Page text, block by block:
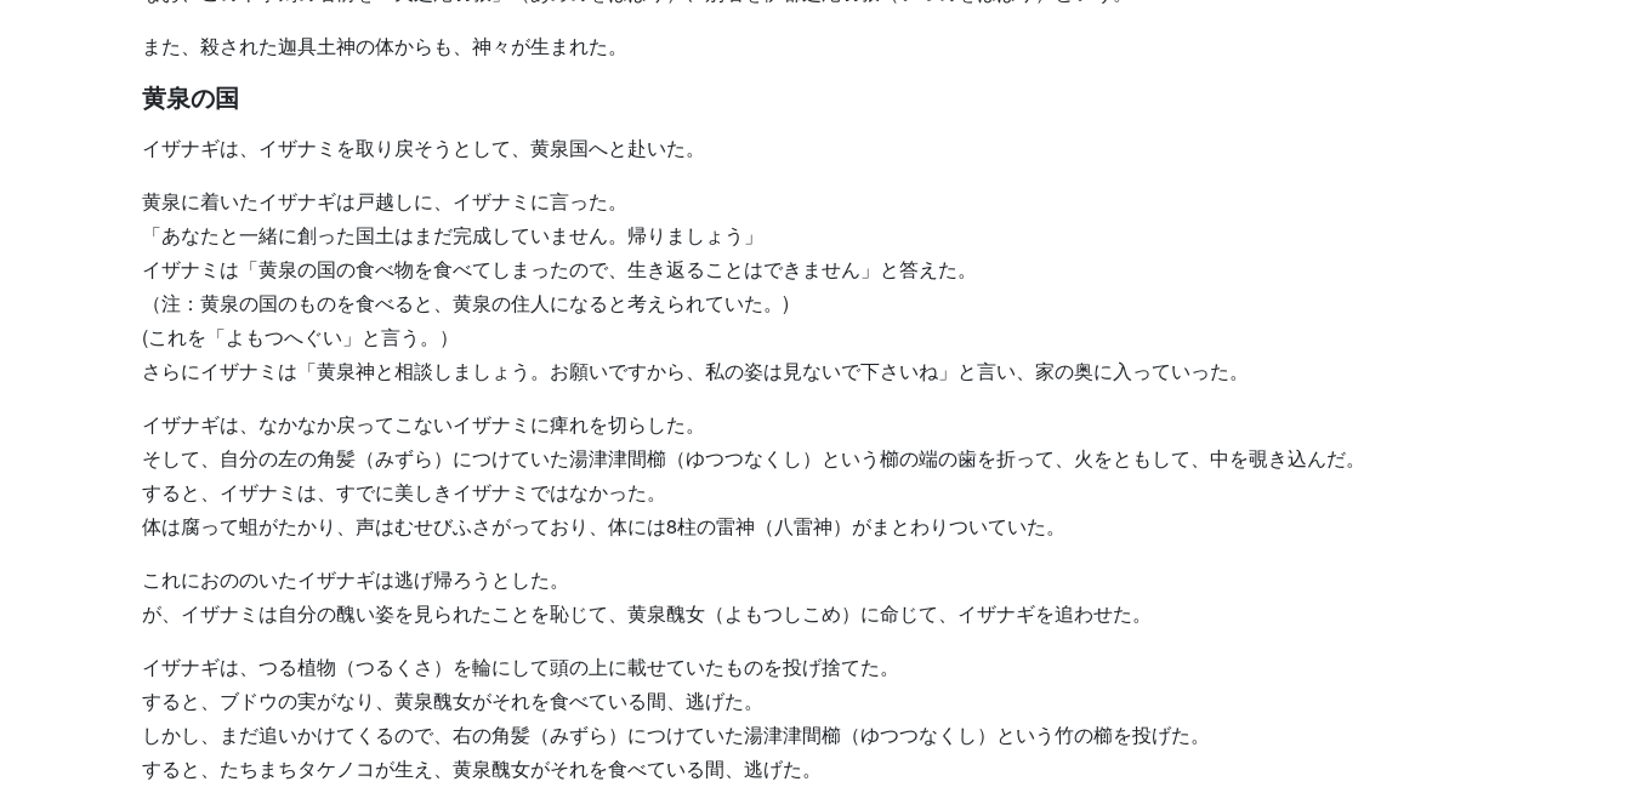
また、殺された迦具土神の体からも、神々が生まれた。
黄泉の国
イザナギは、イザナミを取り戻そうとして、黄泉国へと赴いた。
黄泉に着いたイザナギは戸越しに、イザナミに言った。
「あなたと一緒に創った国土はまだ完成していません。帰りましょう」
イザナミは「黄泉の国の食べ物を食べてしまったので、生き返ることはできません」と答えた。
（注：黄泉の国のものを食べると、黄泉の住人になると考えられていた。)
(これを「よもつへぐい」と言う。）
さらにイザナミは「黄泉神と相談しましょう。お願いですから、私の姿は見ないで下さいね」と言い、家の奥に入っていった。
イザナギは、なかなか戻ってこないイザナミに痺れを切らした。
そして、自分の左の角髪（みずら）につけていた湯津津間櫛（ゆつつなくし）という櫛の端の歯を折って、火をともして、中を覗き込んだ。
すると、イザナミは、すでに美しきイザナミではなかった。
体は腐って蛆がたかり、声はむせびふさがっており、体には8柱の雷神（八雷神）がまとわりついていた。
これにおののいたイザナギは逃げ帰ろうとした。
が、イザナミは自分の醜い姿を見られたことを恥じて、黄泉醜女（よもつしこめ）に命じて、イザナギを追わせた。
イザナギは、つる植物（つるくさ）を輪にして頭の上に載せていたものを投げ捨てた。
すると、ブドウの実がなり、黄泉醜女がそれを食べている間、逃げた。
しかし、まだ追いかけてくるので、右の角髪（みずら）につけていた湯津津間櫛（ゆつつなくし）という竹の櫛を投げた。
すると、たちまちタケノコが生え、黄泉醜女がそれを食べている間、逃げた。